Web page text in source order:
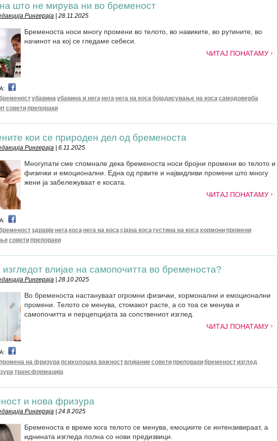
што не мирува ни во бременост
Рингераја| 28.11.2025
Бременоста носи многу промени во телото, во навиките, во рутините, во
начинот на кој се гледаме себеси.
ЧИТАЈ ПОНАТАМУ
убавинаубавина и нега нега нега на косабојадисување на косасамодоверба
совети препораки
кои се природен дел од бременоста
Рингераја| 6.11.2025
Многупати сме спомнале дека бременоста носи бројни промени во телото и
физички и емоционални. Една од првите и највидливи промени што многу
жени ја забележуваат е косата.
ЧИТАЈ ПОНАТАМУ
здравје нега коса нега на косасјајна коса густина на косахормони промени
совети препораки
влијае на самопочитта во бременоста?
Рингераја| 28.10.2025
Во бременоста настануваат огромни физички, хормонални и емоционални
промени. Телото се менува, стомакот расте, а со тоа се менува и
самопочитта и перцепцијата за сопствениот изглед.
ЧИТАЈ ПОНАТАМУ
промена на фризура психолошка важност влијаниесовети препоракибременост изглед
трансформација
и нова фризура
Рингераја| 24.8.2025
Бременоста е време кога телото се менува, емоциите се интензивираат, а
иднината изгледа полна со нови предизвици.